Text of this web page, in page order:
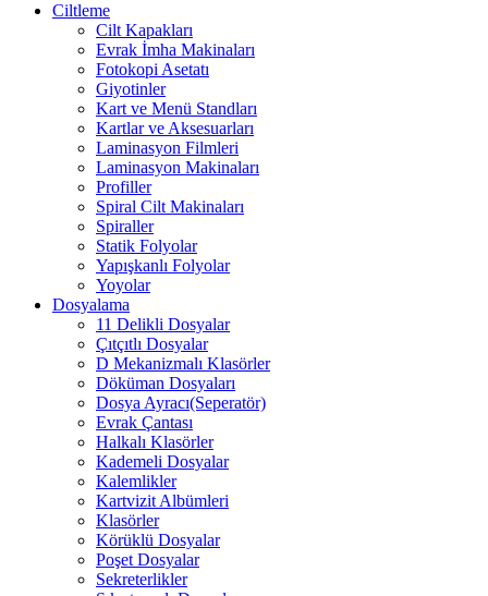
Ciltleme
Cilt Kapakları
Evrak İmha Makinaları
Fotokopi Asetatı
Giyotinler
Kart ve Menü Standları
Kartlar ve Aksesuarları
Laminasyon Filmleri
Laminasyon Makinaları
Profiller
Spiral Cilt Makinaları
Spiraller
Statik Folyolar
Yapışkanlı Folyolar
Yoyolar
Dosyalama
11 Delikli Dosyalar
Çıtçıtlı Dosyalar
D Mekanizmalı Klasörler
Döküman Dosyaları
Dosya Ayracı(Seperatör)
Evrak Çantası
Halkalı Klasörler
Kademeli Dosyalar
Kalemlikler
Kartvizit Albümleri
Klasörler
Körüklü Dosyalar
Poşet Dosyalar
Sekreterlikler